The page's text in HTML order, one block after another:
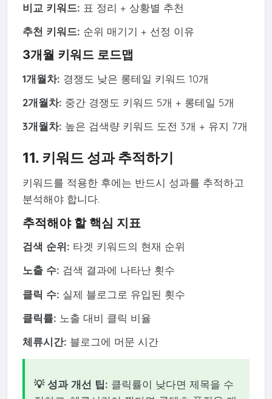
비교 키워드: 표 정리 + 상황별 추천
추천 키워드: 순위 매기기 + 선정 이유
3개월 키워드 로드맵
1개월차: 경쟁도 낮은 롱테일 키워드 10개
2개월차: 중간 경쟁도 키워드 5개 + 롱테일 5개
3개월차: 높은 검색량 키워드 도전 3개 + 유지 7개
11. 키워드 성과 추적하기
키워드를 적용한 후에는 반드시 성과를 추적하고
분석해야 합니다.
추적해야 할 핵심 지표
검색 순위: 타겟 키워드의 현재 순위
노출 수: 검색 결과에 나타난 횟수
클릭 수: 실제 블로그로 유입된 횟수
클릭률: 노출 대비 클릭 비율
체류시간: 블로그에 머문 시간
💡 성과 개선 팁: 클릭률이 낮다면 제목을 수